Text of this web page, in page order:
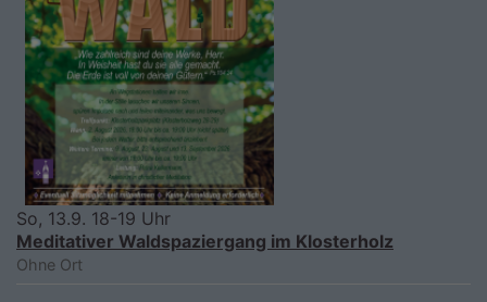
So, 13.9. 18-19 Uhr
Meditativer Waldspaziergang im Klosterholz
Ohne Ort